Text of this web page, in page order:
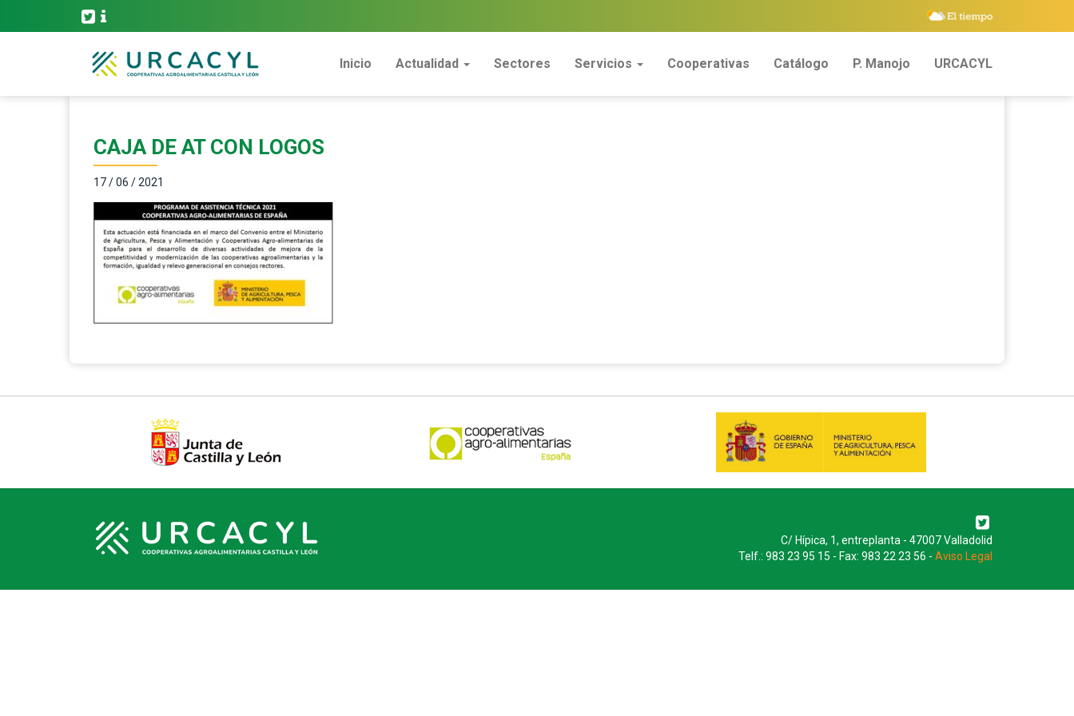
Inicio Actualidad Sectores Servicios Cooperativas Catálogo P. Manojo URCACYL
CAJA DE AT CON LOGOS
17 / 06 / 2021
C/ Hípica, 1, entreplanta - 47007 Valladolid
Telf.: 983 23 95 15 - Fax: 983 22 23 56 - Aviso Legal